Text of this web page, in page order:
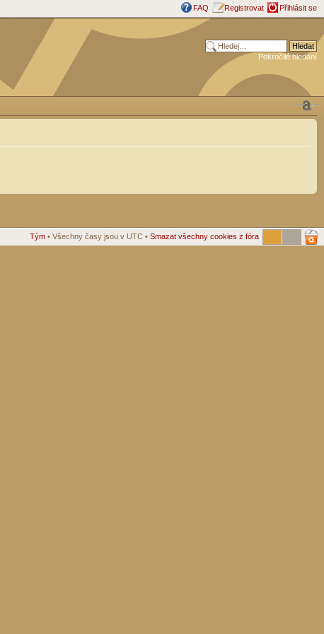
FAQ Registrovat Přihlásit se
Pokročilé hledání
Tým • Všechny časy jsou v UTC • Smazat všechny cookies z fóra